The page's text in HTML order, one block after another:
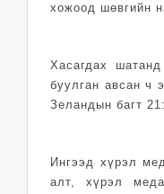
хожоод шөвгийн
Хасагдах
буулган авсан ч
Зеландын багт
Ингээд хүрэл
алт, хүрэл